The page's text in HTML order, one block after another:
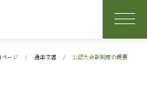
ページ 通達文書 公認大会新制度の概要